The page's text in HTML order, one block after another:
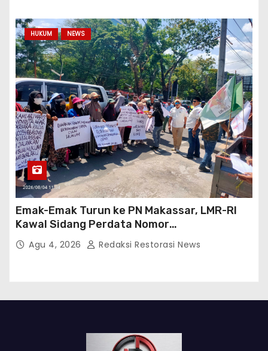
HUKUM NEWS
Emak-Emak Turun ke PN Makassar, LMR-RI
Kawal Sidang Perdata Nomor
254/Pdt.G/2026/PN Mks
Agu 4, 2026 Redaksi Restorasi News